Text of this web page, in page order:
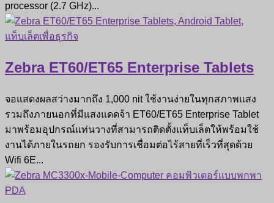
processor (2.7 GHz)...
Zebra ET60/ET65 Enterprise Tablets
จอแสดงผลสว่างมากถึง 1,000 nit ใช้งานง่ายในทุกสภาพแสง
รวมถึงภายนอกที่มีแสงแดดจ้า ET60/ET65 Enterprise Tablet
มาพร้อมอุปกรณ์แท่นวางที่สามารถติดตั้งแท็บเล็ตให้พร้อมใช้
งานได้ภายในรถยก รองรับการเชื่อมต่อไร้สายที่เร็วที่สุดด้วย
Wifi 6E...